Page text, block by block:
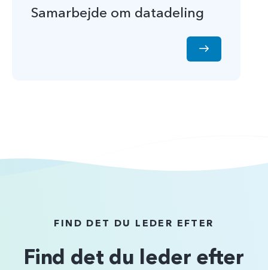
Samarbejde om datadeling
FIND DET DU LEDER EFTER
Find det du leder efter